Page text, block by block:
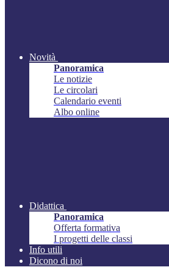
Novità
Panoramica
Le notizie
Le circolari
Calendario eventi
Albo online
Didattica
Panoramica
Offerta formativa
I progetti delle classi
Info utili
Dicono di noi